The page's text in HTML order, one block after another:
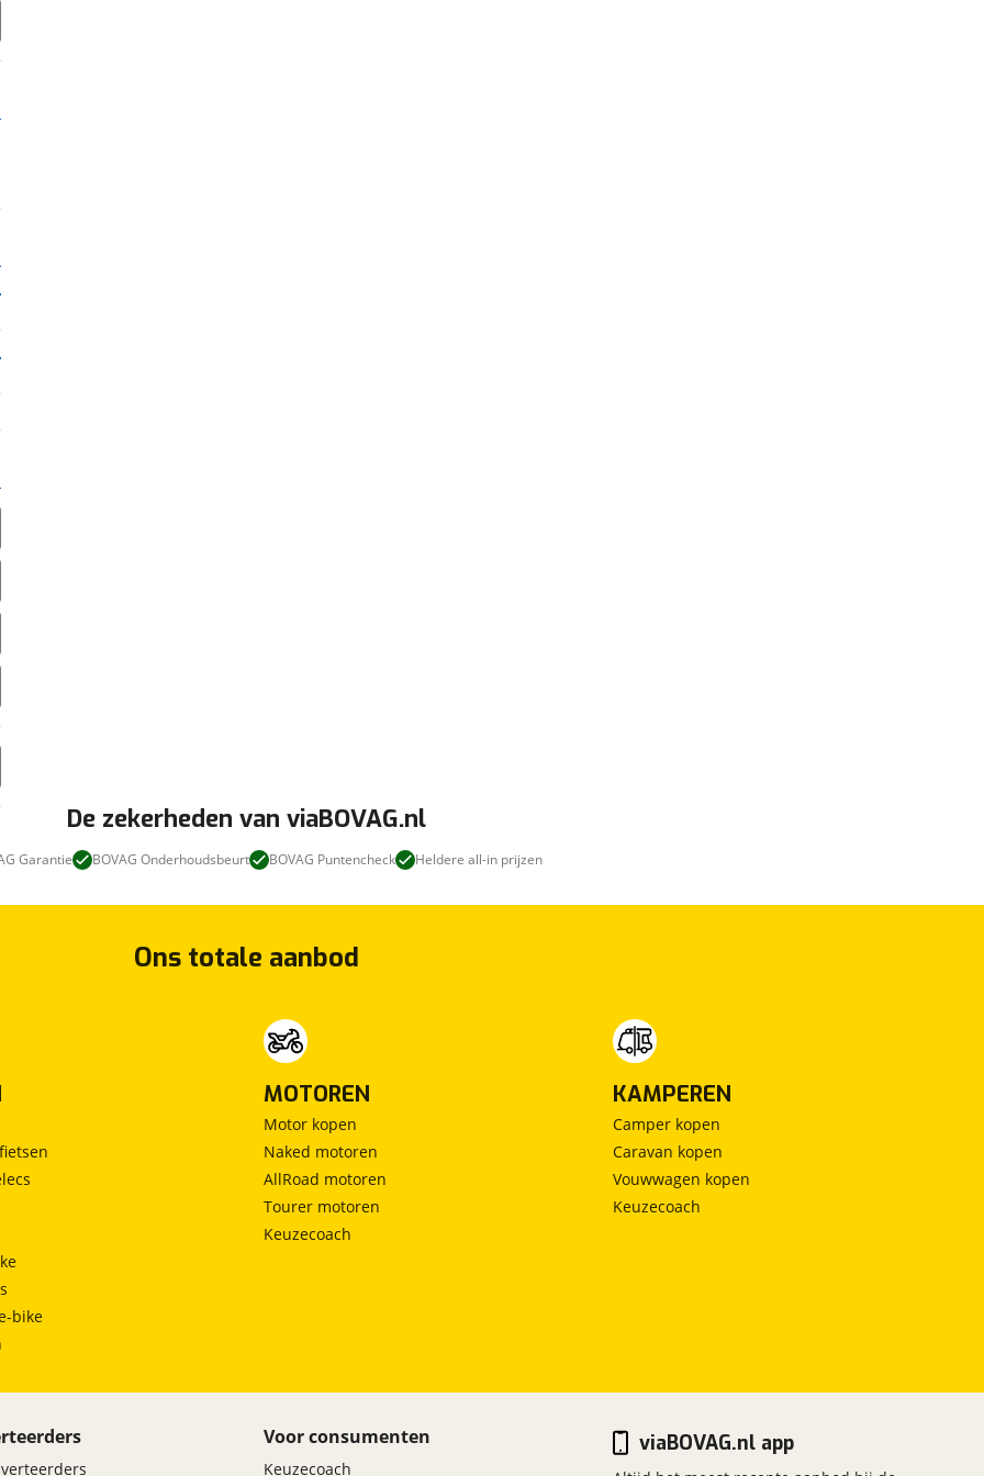
De zekerheden van viaBOVAG.nl
Garantie BOVAG Onderhoudsbeurt BOVAG Puntencheck Heldere all-in prijzen
Ons totale aanbod
bike
MOTOREN
Motor kopen
Naked motoren
AllRoad motoren
Tourer motoren
Keuzecoach
KAMPEREN
Camper kopen
Caravan kopen
Vouwwagen kopen
Keuzecoach
Voor consumenten
Keuzecoach
viaBOVAG.nl app